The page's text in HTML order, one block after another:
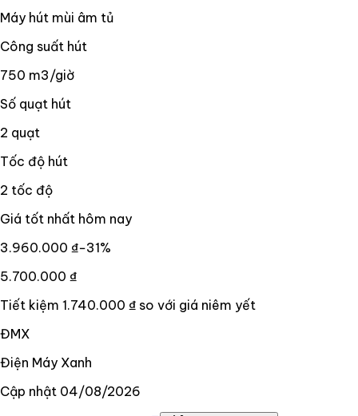
Máy hút mùi âm tủ
Công suất hút
750 m3/giờ
Số quạt hút
2 quạt
Tốc độ hút
2 tốc độ
Giá tốt nhất hôm nay
3.960.000 ₫−31%
5.700.000 ₫
Tiết kiệm 1.740.000 ₫ so với giá niêm yết
ĐMX
Điện Máy Xanh
Cập nhật 04/08/2026